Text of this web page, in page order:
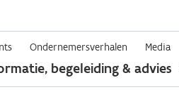
en
Ondernemersverhalen Media
begeleiding & advies